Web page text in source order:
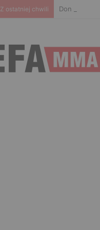
Z ostatniej chwili Don Kasjo